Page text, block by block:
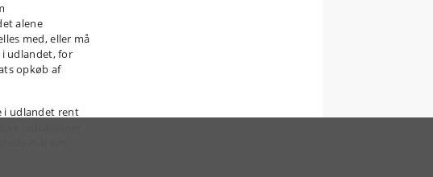
alene
med, eller må
udlandet, for
opkøb af
i udlandet rent